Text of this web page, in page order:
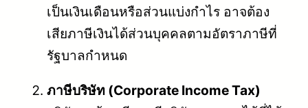
เป็นเงินเดือนหรือส่วนแบ่งกำไร อาจต้อง
เสียภาษีเงินได้ส่วนบุคคลตามอัตราภาษีที่
รัฐบาลกำหนด
ภาษีบริษัท (Corporate Income Tax)